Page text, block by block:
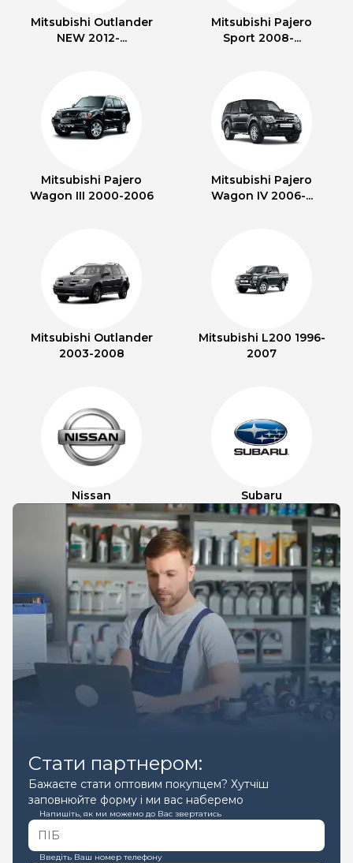
Mitsubishi Outlander
NEW 2012-...
Mitsubishi Pajero
Sport 2008-...
Mitsubishi Pajero
Wagon III 2000-2006
Mitsubishi Pajero
Wagon IV 2006-...
Mitsubishi Outlander
2003-2008
Mitsubishi L200 1996-
2007
Nissan Subaru
Стати партнером:
Бажаєте стати оптовим покупцем? Хутчіш
заповнюйте форму і ми вас наберемо
Напишіть, як ми можемо до Вас звертатись
Введіть Ваш номер телефону